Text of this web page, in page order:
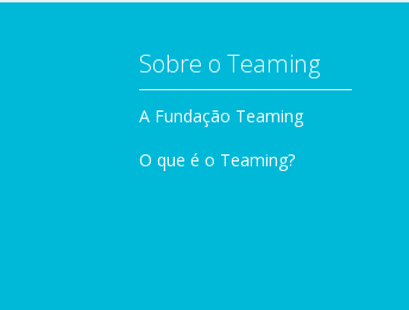
Sobre o Teaming
A Fundação Teaming
O que é o Teaming?